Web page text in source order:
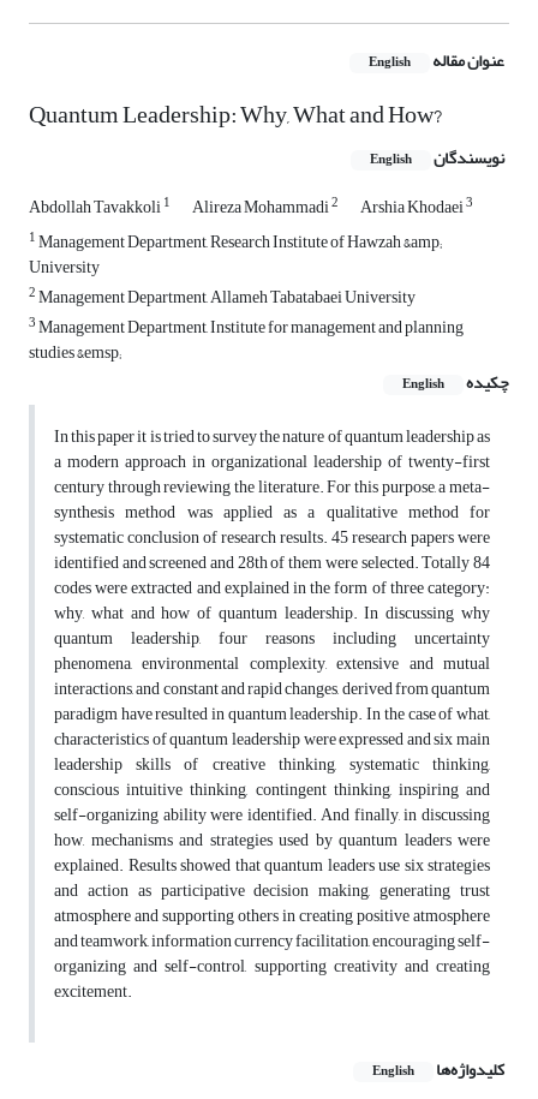
عنوان مقاله English
Quantum Leadership: Why, What and How?
نویسندگان English
Abdollah Tavakkoli1 Alireza Mohammadi2 Arshia Khodaei3
1Management Department, Research Institute of Hawzah &amp;
University
2Management Department, Allameh Tabatabaei University
3Management Department, Institute for management and planning
studies &emsp;
چکیده
English
In this paper it is tried to survey the nature of quantum leadership as
a modern approach in organizational leadership of twenty-first
century through reviewing the literature. For this purpose, a meta-
synthesis method was applied as a qualitative method for
systematic conclusion of research results. 45 research papers were
identified and screened and 28th of them were selected. Totally 84
codes were extracted and explained in the form of three category:
why, what and how of quantum leadership. In discussing why
quantum leadership, four reasons including uncertainty
phenomena, environmental complexity, extensive and mutual
interactions, and constant and rapid changes, derived from quantum
paradigm have resulted in quantum leadership. In the case of what,
characteristics of quantum leadership were expressed and six main
leadership skills of creative thinking, systematic thinking,
conscious intuitive thinking, contingent thinking, inspiring and
self-organizing ability were identified. And finally, in discussing
how, mechanisms and strategies used by quantum leaders were
explained. Results showed that quantum leaders use six strategies
and action as participative decision making, generating trust
atmosphere and supporting others in creating positive atmosphere
and teamwork, information currency facilitation, encouraging self-
organizing and self-control, supporting creativity and creating
excitement.
کلیدواژه‌ها English